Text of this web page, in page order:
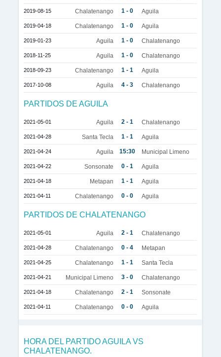
2019-08-15 Chalatenango 1 - 0 Aguila
2019-04-18 Chalatenango 1 - 0 Aguila
2019-01-23 Aguila 1 - 0 Chalatenango
2018-11-25 Aguila 1 - 0 Chalatenango
2018-09-23 Chalatenango 1 - 1 Aguila
2017-10-08 Aguila 4 - 3 Chalatenango
PARTIDOS DE AGUILA
2021-05-01 Aguila 2 - 1 Chalatenango
2021-04-28 Santa Tecla 1 - 1 Aguila
2021-04-24 Aguila 15:30 Municipal Limeno
2021-04-22 Sonsonate 0 - 1 Aguila
2021-04-18 Metapan 1 - 1 Aguila
2021-04-11 Chalatenango 0 - 0 Aguila
PARTIDOS DE CHALATENANGO
2021-05-01 Aguila 2 - 1 Chalatenango
2021-04-28 Chalatenango 0 - 4 Metapan
2021-04-25 Chalatenango 1 - 1 Santa Tecla
2021-04-21 Municipal Limeno 3 - 0 Chalatenango
2021-04-18 Chalatenango 2 - 1 Sonsonate
2021-04-11 Chalatenango 0 - 0 Aguila
HORA DEL PARTIDO AGUILA VS
CHALATENANGO.